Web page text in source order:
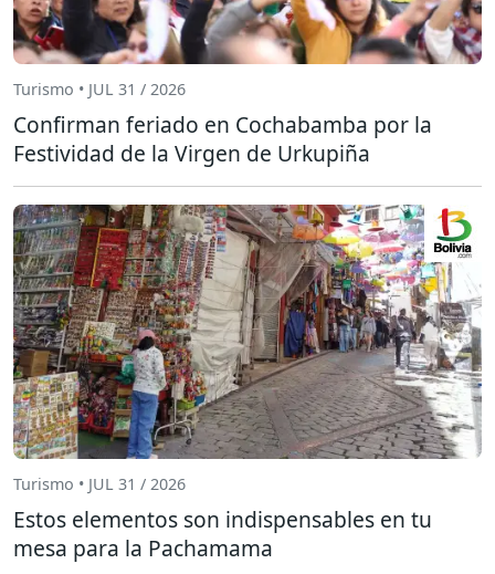
Turismo • JUL 31 / 2026
Confirman feriado en Cochabamba por la
Festividad de la Virgen de Urkupiña
Turismo • JUL 31 / 2026
Estos elementos son indispensables en tu
mesa para la Pachamama